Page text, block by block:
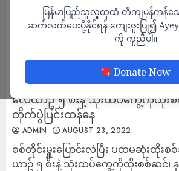
မြန်မာပြည်သူလူထုထံ တိကျမှန်ကန်သေ
ဆက်လက်ပေးပို့နိုင်ရန် ကျေးဇူးပြု၍
ကို ကူညီပါ။
Donate Now
စစ်တိုင်းမှူးပြောင်းလဲပြီး ပထမဆုံး
လေယာဥ် ၅ စီးနဲ့ သုံးထပ်ကွေ့ကိုထိုး
တိုက်ပွဲပြင်းထန်နေ
ADMIN AUGUST 23, 2022
စစ်တိုင်းမှူးပြောင်းလဲပြီး ပထမဆုံးထိုး
ယာဥ် ၅ စီးနဲ့ သုံးထပ်ကွေ့ကိုထိုးစစ်ဆင်